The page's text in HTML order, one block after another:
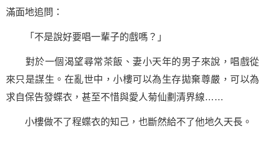
滿面地追問：
「不是說好要唱一輩子的戲嗎？」
對於一個渴望尋常茶飯、妻小天年的男子來說，唱戲從
來只是謀生。在亂世中，小樓可以為生存拋棄尊嚴，可以為
求自保告發蝶衣，甚至不惜與愛人菊仙劃清界線……
小樓做不了程蝶衣的知己，也斷然給不了他地久天長。